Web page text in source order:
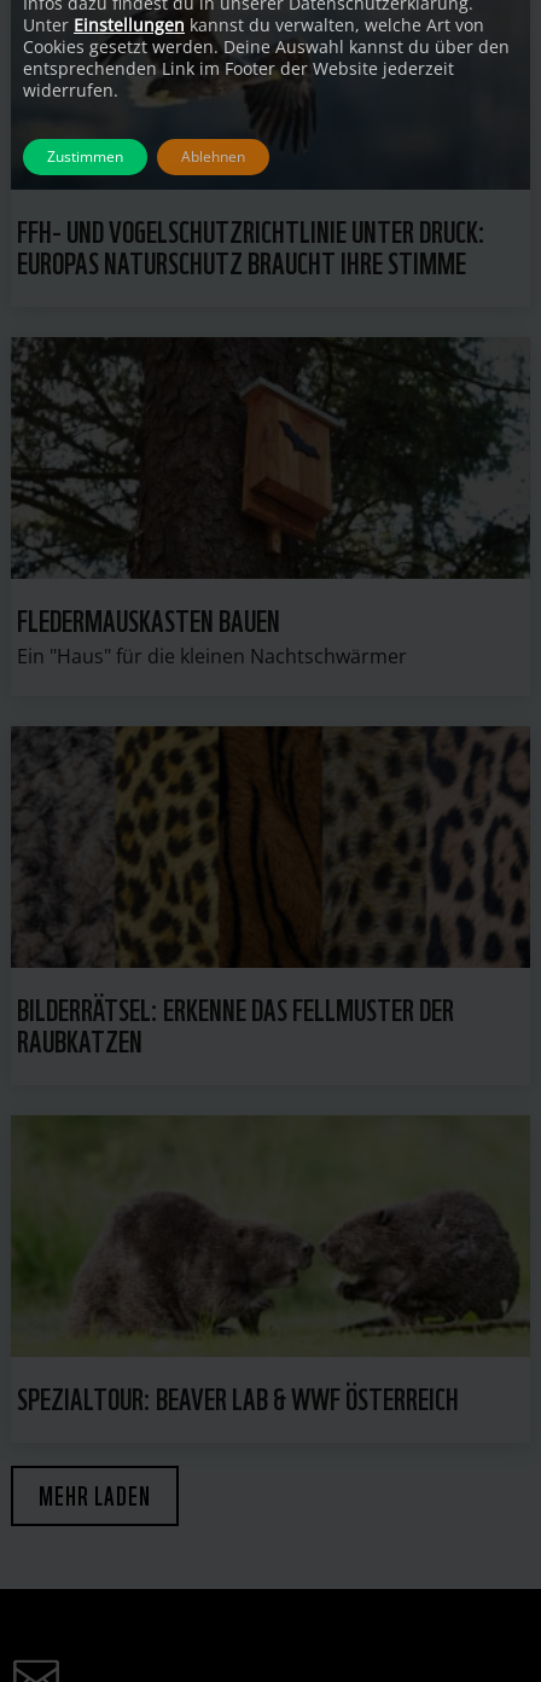
FFH- UND VOGELSCHUTZRICHTLINIE UNTER DRUCK:
EUROPAS NATURSCHUTZ BRAUCHT IHRE STIMME
FLEDERMAUSKASTEN BAUEN
Ein "Haus" für die kleinen Nachtschwärmer
BILDERRÄTSEL: ERKENNE DAS FELLMUSTER DER
RAUBKATZEN
SPEZIALTOUR: BEAVER LAB & WWF ÖSTERREICH
MEHR LADEN
Unter Einstellungen kannst du verwalten, welche Art von
Cookies gesetzt werden. Deine Auswahl kannst du über den
entsprechenden Link im Footer der Website jederzeit
widerrufen.
Zustimmen Ablehnen